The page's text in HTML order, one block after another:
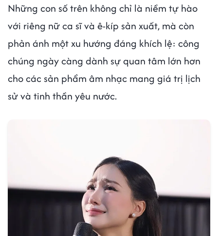
Những con số trên không chỉ là niềm tự hào
với riêng nữ ca sĩ và ê-kíp sản xuất, mà còn
phản ánh một xu hướng đáng khích lệ: công
chúng ngày càng dành sự quan tâm lớn hơn
cho các sản phẩm âm nhạc mang giá trị lịch
sử và tinh thần yêu nước.